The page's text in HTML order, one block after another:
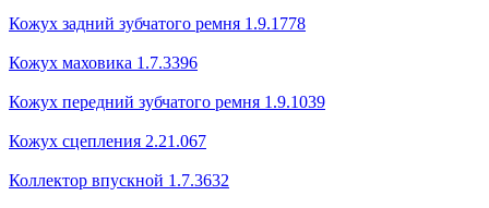
Кожух задний зубчатого ремня 1.9.1778
Кожух маховика 1.7.3396
Кожух передний зубчатого ремня 1.9.1039
Кожух сцепления 2.21.067
Коллектор впускной 1.7.3632